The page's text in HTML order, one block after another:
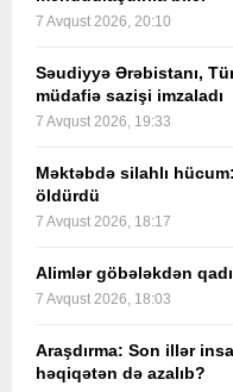
7 Avqust 2026, 20:10
Səudiyyə Ərəbistanı,
müdafiə sazişi imzaladı
7 Avqust 2026, 19:33
Məktəbdə silahlı
öldürdü
7 Avqust 2026, 18:17
Alimlər göbələkdən
7 Avqust 2026, 18:03
Araşdırma: Son illər
həqiqətən də azalıb?